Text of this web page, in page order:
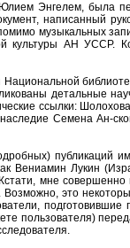
Энгелем, была
написанный
музыкальных
культуры АН УССР.
детальные
ссылки:
Семена Ан-
публикаций
Вениамин Лукин
мне совершенно
Возможно, это
пользователя)